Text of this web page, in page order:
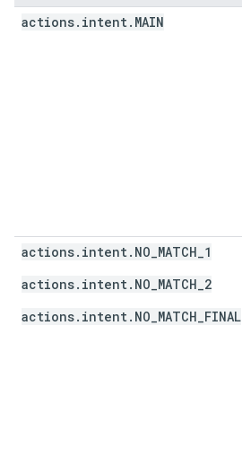
actions. intent . MAIN
actions.intent.NO_MATCH_1
actions.intent.NO_MATCH_2
actions.intent.NO_MATCH_FINAL